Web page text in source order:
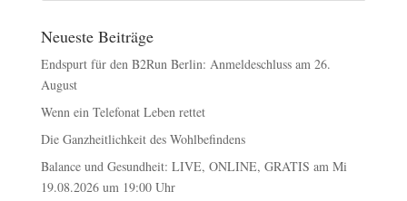
Neueste Beiträge
Endspurt für den B2Run Berlin: Anmeldeschluss am 26.
August
Wenn ein Telefonat Leben rettet
Die Ganzheitlichkeit des Wohlbefindens
Balance und Gesundheit: LIVE, ONLINE, GRATIS am Mi
19.08.2026 um 19:00 Uhr